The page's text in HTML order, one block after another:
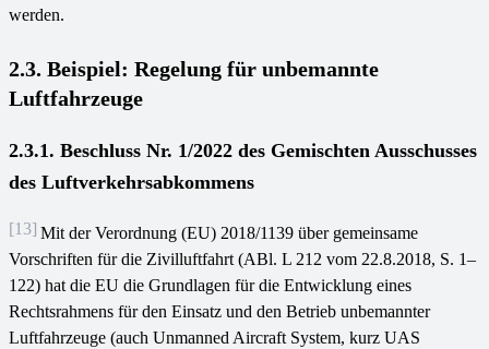
werden.
2.3. Beispiel: Regelung für unbemannte
Luftfahrzeuge
2.3.1. Beschluss Nr. 1/2022 des Gemischten Ausschusses
des Luftverkehrsabkommens
[13] Mit der Verordnung (EU) 2018/1139 über gemeinsame
Vorschriften für die Zivilluftfahrt (ABl. L 212 vom 22.8.2018, S. 1–
122) hat die EU die Grundlagen für die Entwicklung eines
Rechtsrahmens für den Einsatz und den Betrieb unbemannter
Luftfahrzeuge (auch Unmanned Aircraft System, kurz UAS